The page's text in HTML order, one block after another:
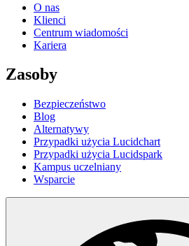
O nas
Klienci
Centrum wiadomości
Kariera
Zasoby
Bezpieczeństwo
Blog
Alternatywy
Przypadki użycia Lucidchart
Przypadki użycia Lucidspark
Kampus uczelniany
Wsparcie